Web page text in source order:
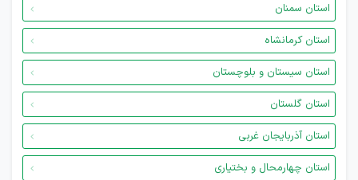
استان سمنان
استان کرمانشاه
استان سیستان و بلوچستان
استان گلستان
استان آذربایجان غربی
استان چهارمحال و بختیاری